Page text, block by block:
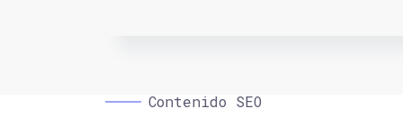
Contenido SEO